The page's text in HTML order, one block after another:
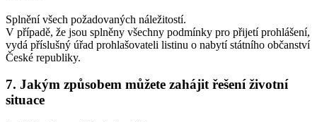
Splnění všech požadovaných náležitostí.
V případě, že jsou splněny všechny podmínky pro přijetí prohlášení,
vydá příslušný úřad prohlašovateli listinu o nabytí státního občanství
České republiky.
7. Jakým způsobem můžete zahájit řešení životní
situace